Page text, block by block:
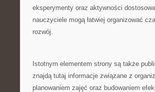
eksperymenty oraz aktywności
nauczyciele mogą łatwiej organizować
rozwój.
Istotnym elementem strony są także
znajdą tutaj informacje związane z
planowaniem zajęć oraz budowaniem